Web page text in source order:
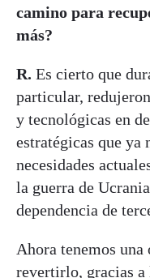
camino para
más?
R. Es cierto que
particular,
y tecnológicas en
estratégicas que ya
necesidades
la guerra de
dependencia de
Ahora tenemos
revertirlo, gracias a